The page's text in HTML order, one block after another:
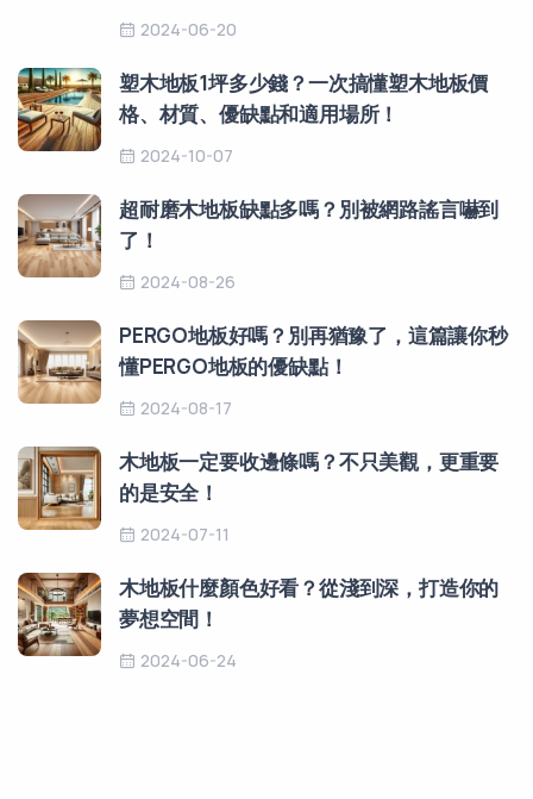
2024-06-20
塑木地板1坪多少錢？一次搞懂塑木地板價
格、材質、優缺點和適用場所！
2024-10-07
超耐磨木地板缺點多嗎？別被網路謠言嚇到
了！
2024-08-26
PERGO地板好嗎？別再猶豫了，這篇讓你秒
懂PERGO地板的優缺點！
2024-08-17
木地板一定要收邊條嗎？不只美觀，更重要
的是安全！
2024-07-11
木地板什麼顏色好看？從淺到深，打造你的
夢想空間！
2024-06-24